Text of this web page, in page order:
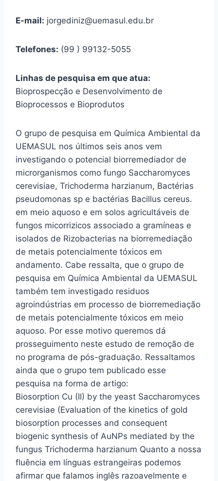
E-mail: jorgediniz@uemasul.edu.br
Telefones: (99 ) 99132-5055
Linhas de pesquisa em que atua:
Bioprospecção e Desenvolvimento de
Bioprocessos e Bioprodutos
O grupo de pesquisa em Química Ambiental da
UEMASUL nos últimos seis anos vem
investigando o potencial biorremediador de
microrganismos como fungo Saccharomyces
cerevisiae, Trichoderma harzianum, Bactérias
pseudomonas sp e bactérias Bacillus cereus.
em meio aquoso e em solos agricultáveis de
fungos micorrizicos associado a gramíneas e
isolados de Rizobacterias na biorremediação
de metais potencialmente tóxicos em
andamento. Cabe ressalta, que o grupo de
pesquisa em Química Ambiental da UEMASUL
também tem investigado residuos
agroindústrias em processo de biorremediação
de metais potencialmente tóxicos em meio
aquoso. Por esse motivo queremos dá
prosseguimento neste estudo de remoção de
no programa de pós-graduação. Ressaltamos
ainda que o grupo tem publicado esse
pesquisa na forma de artigo:
Biosorption Cu (II) by the yeast Saccharomyces
cerevisiae (Evaluation of the kinetics of gold
biosorption processes and consequent
biogenic synthesis of AuNPs mediated by the
fungus Trichoderma harzianum Quanto a nossa
fluência em línguas estrangeiras podemos
afirmar que falamos inglês razoavelmente e